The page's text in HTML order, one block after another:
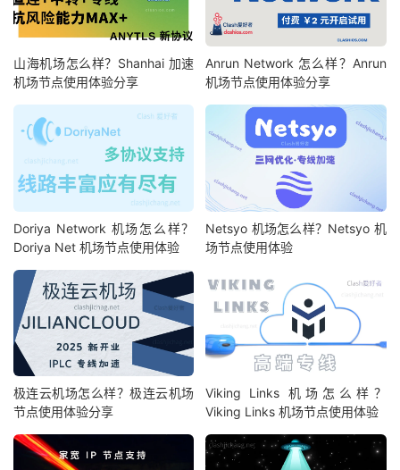
山海机场怎么样？Shanhai 加速
机场节点使用体验分享
Anrun Network 怎么样？Anrun
机场节点使用体验分享
Doriya Network 机场怎么样？
Doriya Net 机场节点使用体验
Netsyo 机场怎么样？Netsyo 机
场节点使用体验
极连云机场怎么样？极连云机场
节点使用体验分享
Viking Links 机场怎么样？
Viking Links 机场节点使用体验